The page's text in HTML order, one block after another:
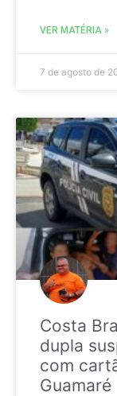
VER MATÉRIA »
7 de agosto de
Costa
dupla
com
Guamaré